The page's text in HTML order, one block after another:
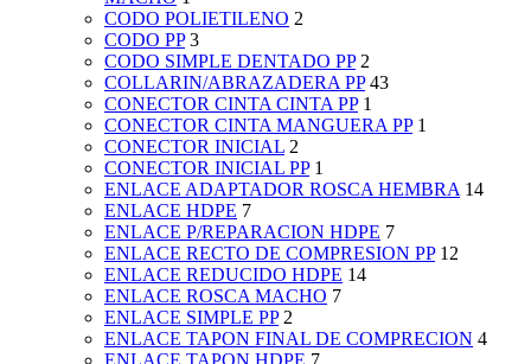
CODO POLIETILENO 2
CODO PP 3
CODO SIMPLE DENTADO PP 2
COLLARIN/ABRAZADERA PP 43
CONECTOR CINTA CINTA PP 1
CONECTOR CINTA MANGUERA PP 1
CONECTOR INICIAL 2
CONECTOR INICIAL PP 1
ENLACE ADAPTADOR ROSCA HEMBRA 14
ENLACE HDPE 7
ENLACE P/REPARACION HDPE 7
ENLACE RECTO DE COMPRESION PP 12
ENLACE REDUCIDO HDPE 14
ENLACE ROSCA MACHO 7
ENLACE SIMPLE PP 2
ENLACE TAPON FINAL DE COMPRECION 4